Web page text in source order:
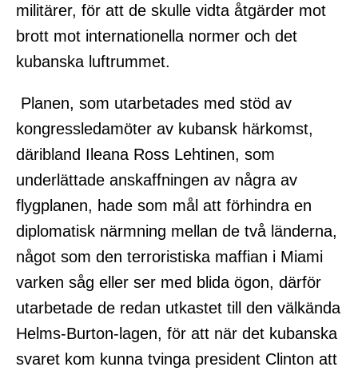
militärer, för att de skulle vidta åtgärder mot
brott mot internationella normer och det
kubanska luftrummet.
Planen, som utarbetades med stöd av
kongressledamöter av kubansk härkomst,
däribland Ileana Ross Lehtinen, som
underlättade anskaffningen av några av
flygplanen, hade som mål att förhindra en
diplomatisk närmning mellan de två länderna,
något som den terroristiska maffian i Miami
varken såg eller ser med blida ögon, därför
utarbetade de redan utkastet till den välkända
Helms-Burton-lagen, för att när det kubanska
svaret kom kunna tvinga president Clinton att